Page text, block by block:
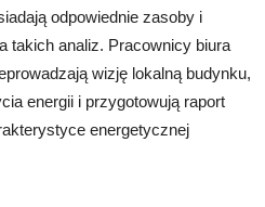
odpowiednie zasoby i
takich analiz. Pracownicy biura
wizję lokalną budynku,
energii i przygotowują raport
energetycznej